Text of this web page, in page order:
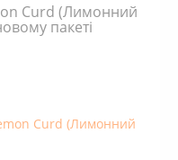
Curd (Лимонний
пакеті